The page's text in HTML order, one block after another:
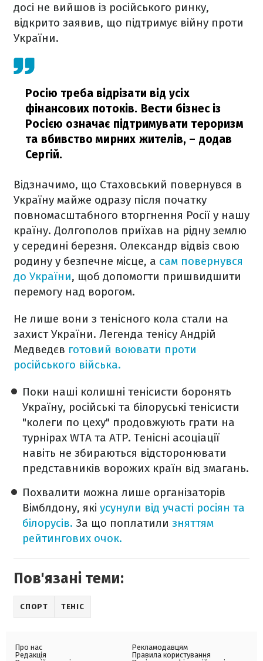
досі не вийшов із російського ринку,
відкрито заявив, що підтримує війну проти
України.
Росію треба відрізати від усіх
фінансових потоків. Вести бізнес із
Росією означає підтримувати тероризм
та вбивство мирних жителів, – додав
Сергій.
Відзначимо, що Стаховський повернувся в
Україну майже одразу після початку
повномасштабного вторгнення Росії у нашу
країну. Долгополов приїхав на рідну землю
у середині березня. Олександр відвіз свою
родину у безпечне місце, а сам повернувся
до України, щоб допомогти пришвидшити
перемогу над ворогом.
Не лише вони з тенісного кола стали на
захист України. Легенда тенісу Андрій
Медведєв готовий воювати проти
російського війська.
Поки наші колишні тенісисти боронять
Україну, російські та білоруські тенісисти
"колеги по цеху" продовжують грати на
турнірах WTA та ATP. Тенісні асоціації
навіть не збираються відсторонювати
представників ворожих країн від змагань.
Похвалити можна лише організаторів
Вімблдону, які усунули від участі росіян та
білорусів. За що поплатили зняттям
рейтингових очок.
Пов'язані теми:
СПОРТ ТЕНІС
Про нас
Редакція
Рекламодавцям
Правила користування